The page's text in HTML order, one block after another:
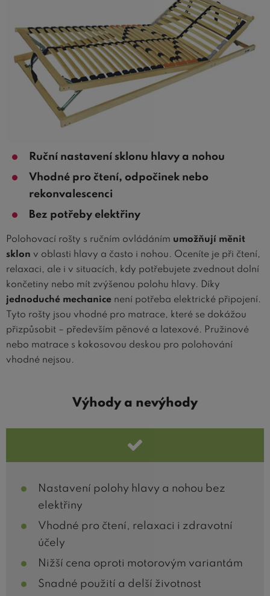
Ruční nastavení sklonu hlavy a nohou
Vhodné pro čtení, odpočinek nebo
rekonvalescenci
Bez potřeby elektřiny
Polohovací rošty s ručním ovládáním umožňují měnit
sklon v oblasti hlavy a často i nohou. Oceníte je při čtení,
relaxaci, ale i v situacích, kdy potřebujete zvednout dolní
končetiny nebo mít zvýšenou polohu hlavy. Díky
jednoduché mechanice není potřeba elektrické připojení.
Tyto rošty jsou vhodné pro matrace, které se dokážou
přizpůsobit – především pěnové a latexové. Pružinové
nebo matrace s kokosovou deskou pro polohování
vhodné nejsou.
Výhody a nevýhody
Nastavení polohy hlavy a nohou bez
elektřiny
Vhodné pro čtení, relaxaci i zdravotní
účely
Nižší cena oproti motorovým variantám
Snadné použití a delší životnost